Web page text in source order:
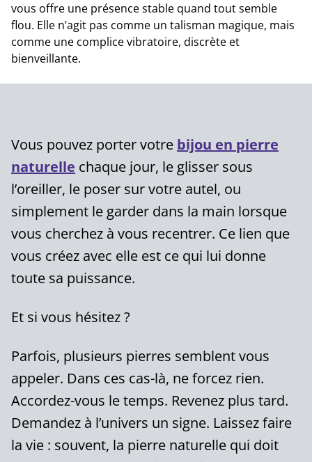
vous offre une présence stable quand tout semble
flou. Elle n’agit pas comme un talisman magique, mais
comme une complice vibratoire, discrète et
bienveillante.
Vous pouvez porter votre bijou en pierre
naturelle chaque jour, le glisser sous
l’oreiller, le poser sur votre autel, ou
simplement le garder dans la main lorsque
vous cherchez à vous recentrer. Ce lien que
vous créez avec elle est ce qui lui donne
toute sa puissance.
Et si vous hésitez ?
Parfois, plusieurs pierres semblent vous
appeler. Dans ces cas-là, ne forcez rien.
Accordez-vous le temps. Revenez plus tard.
Demandez à l’univers un signe. Laissez faire
la vie : souvent, la pierre naturelle qui doit